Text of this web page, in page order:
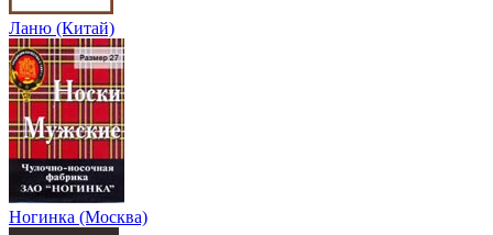
Ланю (Китай)
Ногинка (Москва)